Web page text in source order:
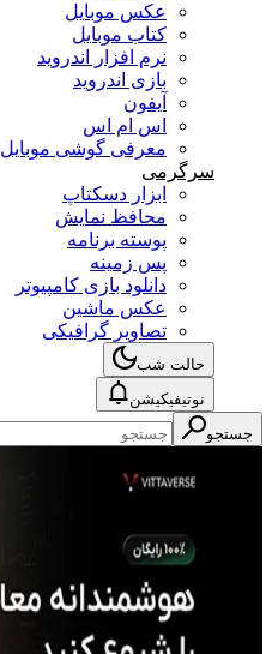
عکس موبایل
کتاب موبایل
نرم افزار اندروید
بازی اندروید
آیفون
اس ام اس
معرفی گوشی موبایل
سرگرمی
ابزار دسکتاپ
محافظ نمایش
پوسته برنامه
پس زمینه
دانلود بازی کامپیوتر
عکس ماشین
تصاویر گرافیکی
حالت شب
نوتیفیکیشن
جستجو